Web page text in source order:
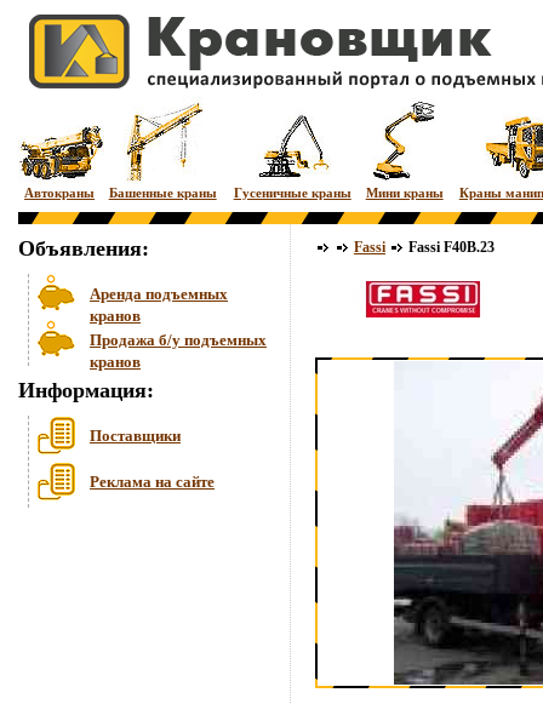
Автокраны Башенные краны Гусеничные краны Мини краны Краны
Объявления:
Аренда подъемных
кранов
Продажа б/у подъемных
кранов
Информация:
Поставщики
Реклама на сайте
Fassi Fassi F40B.23